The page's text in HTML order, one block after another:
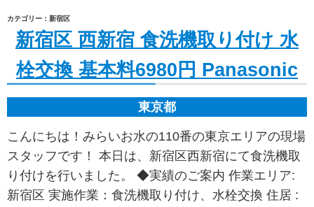
カテゴリー：新宿区
新宿区 西新宿 食洗機取り付け 水
栓交換 基本料6980円 Panasonic
東京都
こんにちは！みらいお水の110番の東京エリアの現場
スタッフです！ 本日は、新宿区西新宿にて食洗機取
り付けを行いました。 ◆実績のご案内 作業エリア:
新宿区 実施作業：食洗機取り付け、水栓交換 住居 :